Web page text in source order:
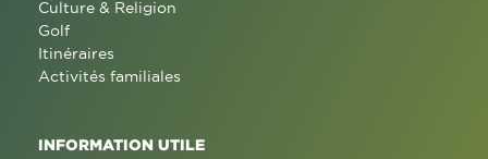
Culture & Religion
Golf
Itinéraires
Activités familiales
INFORMATION UTILE